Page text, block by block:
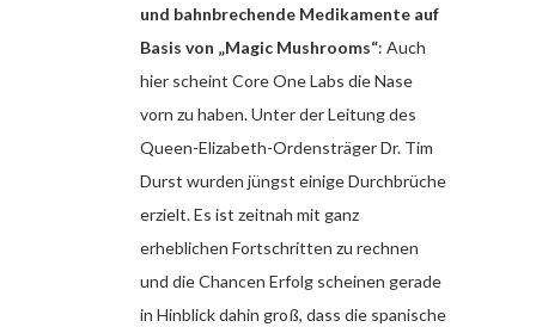
und bahnbrechende Medikamente auf
Basis von „Magic Mushrooms“: Auch
hier scheint Core One Labs die Nase
vorn zu haben. Unter der Leitung des
Queen-Elizabeth-Ordensträger Dr. Tim
Durst wurden jüngst einige Durchbrüche
erzielt. Es ist zeitnah mit ganz
erheblichen Fortschritten zu rechnen
und die Chancen Erfolg scheinen gerade
in Hinblick dahin groß, dass die spanische